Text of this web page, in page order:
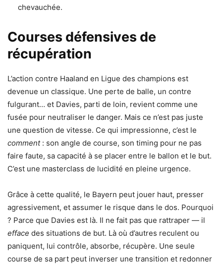
chevauchée.
Courses défensives de
récupération
L’action contre Haaland en Ligue des champions est
devenue un classique. Une perte de balle, un contre
fulgurant… et Davies, parti de loin, revient comme une
fusée pour neutraliser le danger. Mais ce n’est pas juste
une question de vitesse. Ce qui impressionne, c’est le
comment: son angle de course, son timing pour ne pas
faire faute, sa capacité à se placer entre le ballon et le but.
C’est une masterclass de lucidité en pleine urgence.
Grâce à cette qualité, le Bayern peut jouer haut, presser
agressivement, et assumer le risque dans le dos. Pourquoi
? Parce que Davies est là. Il ne fait pas que rattraper — il
efface des situations de but. Là où d’autres reculent ou
paniquent, lui contrôle, absorbe, récupère. Une seule
course de sa part peut inverser une transition et redonner